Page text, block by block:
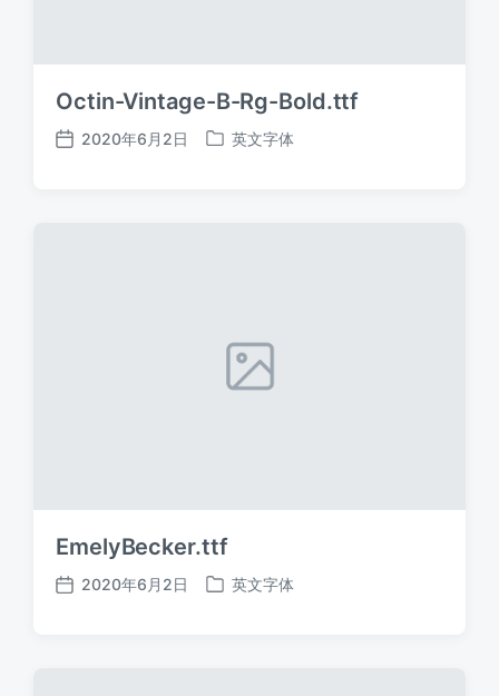
Octin-Vintage-B-Rg-Bold.ttf
发
2020年6月2日
发
英文字体
EmelyBecker.ttf
发
2020年6月2日
发
英文字体